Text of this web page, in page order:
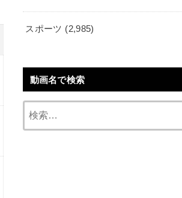
スポーツ (2,985)
動画名で検索